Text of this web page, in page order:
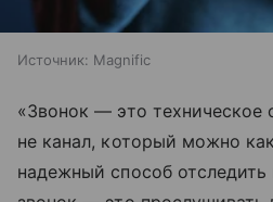
Источник: Magnific
«Звонок — это техническое
не канал, который можно
надежный способ